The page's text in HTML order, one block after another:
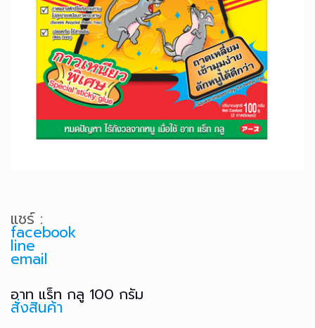
แชร์ :
facebook
line
email
อาท แร็ท กลู 100 กรัม
สั่งสินค้า